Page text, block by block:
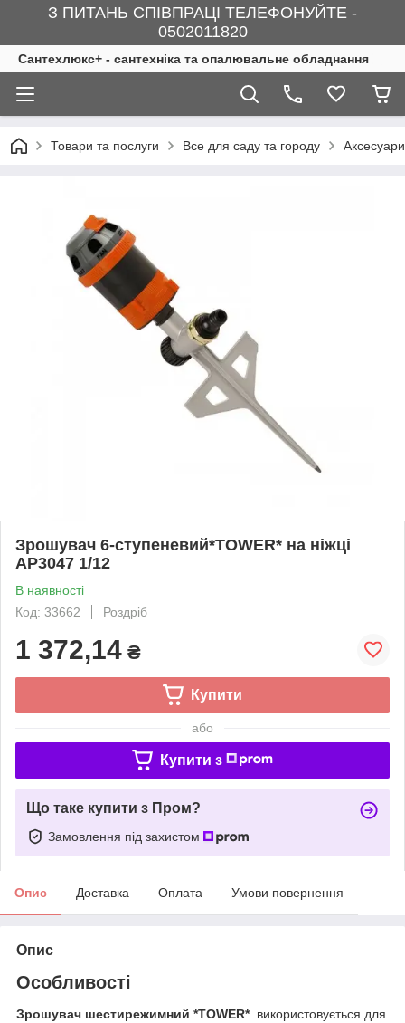
З ПИТАНЬ СПІВПРАЦІ ТЕЛЕФОНУЙТЕ -
0502011820
Сантехлюкс+ - сантехніка та опалювальне обладнання
Товари та послуги Все для саду та городу
Зрошувач 6-ступеневий*TOWER* на ніжці
АР3047 1/12
В наявності
Код: 33662
Роздріб
1 372,14 ₴
Купити
або
Купити з
Що таке купити з Пром?
Замовлення під захистом
Опис Доставка Оплата Умови повернення
Опис
Особливості
Зрошувач шестирежимний *TOWER* використовується для